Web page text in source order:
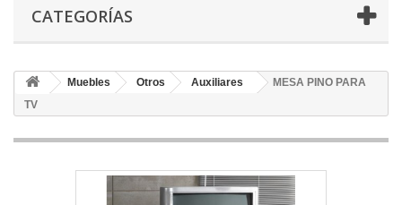
CATEGORÍAS
Muebles Otros Auxiliares
MESA PINO PARA
TV